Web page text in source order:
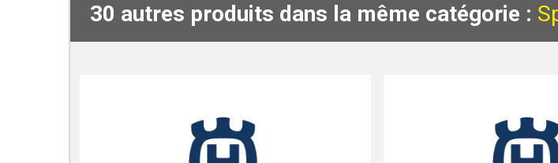
30 autres produits dans la même catégorie :